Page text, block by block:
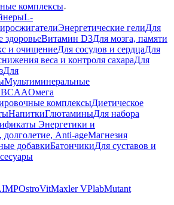
комплексы
L-
Энергетические гелиДля
здоровьеВитамин D3Для мозга, памяти
и очищениеДля сосудов и сердцаДля
веса и контроля сахараДля
Для
Мультиминеральные
BCAAОмега
комплексыДиетическое
НапиткиГлютаминыДля набора
Энергетики и
долголетие, Anti-ageМагнезия
добавкиБатончикиДля суставов и
OstroVitMaxlerVPlabMutant